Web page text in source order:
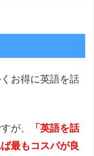
お得に英語を話
が、
「英語を話
最もコスパが良